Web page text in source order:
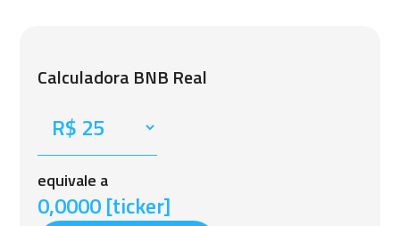
Calculadora BNB Real
equivale a
0,0000 [ticker]